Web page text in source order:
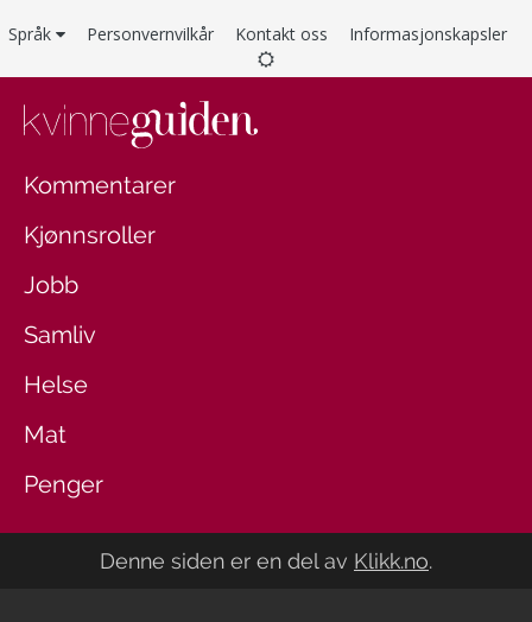
Språk Personvernvilkår Kontakt oss Informasjonskapsler
Kommentarer
Kjønnsroller
Jobb
Samliv
Helse
Mat
Penger
Denne siden er en del av Klikk.no.